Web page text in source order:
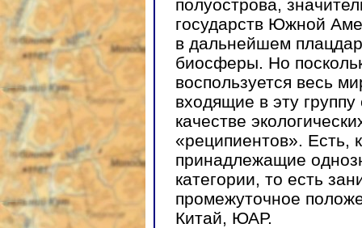
полуострова,
государств Южной
в дальнейшем
биосферы. Но
воспользуется весь
входящие в эту
качестве
«реципиентов». Есть,
принадлежащие
категории, то есть
промежуточное
Китай, ЮАР.